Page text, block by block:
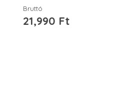
21,990 Ft
Bruttó